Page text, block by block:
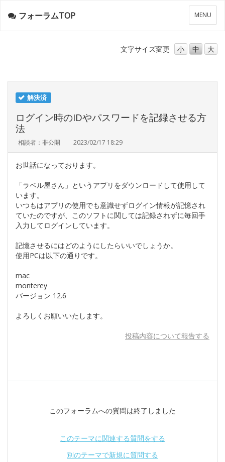
メ
ニ
ー
MENU
フォーラムTOP
文字サイズ変更 小 中 大
解決済
ログイン時のIDやパスワードを記録させる方
法
相談者：非公開 2023/02/17 18:29
お世話になっております。
「ラベル屋さん」というアプリをダウンロードして使用して
います。
いつもはアプリの使用でも意識せずログイン情報が記憶され
ていたのですが、このソフトに関しては記録されずに毎回手
入力してログインしています。
記憶させるにはどのようにしたらいいでしょうか。
使用PCは以下の通りです。
mac
monterey
バージョン 12.6
よろしくお願いいたします。
投稿内容について報告する
このフォーラムへの質問は終了しました
このテーマに関連する質問をする
別のテーマで新規に質問する